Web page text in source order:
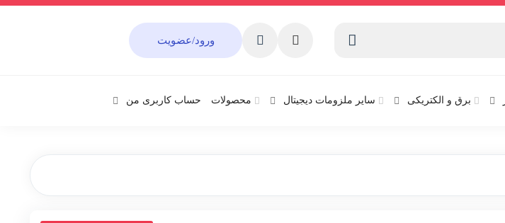
ورود/عضویت
برق و الکتریکی سایر ملزومات دیجیتال محصولات حساب کاربری من